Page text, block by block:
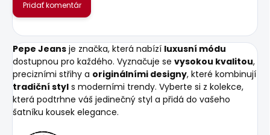
Pridať komentár
Pepe Jeans je značka, která nabízí luxusní módu
dostupnou pro každého. Vyznačuje se vysokou kvalitou,
precizními střihy a originálními designy, které kombinují
tradiční styl s moderními trendy. Vyberte si z kolekce,
která podtrhne váš jedinečný styl a přidá do vašeho
šatníku kousek elegance.